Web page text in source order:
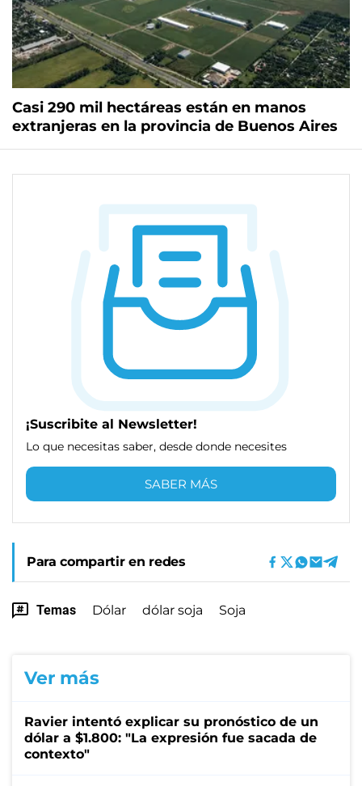
Casi 290 mil hectáreas están en manos
extranjeras en la provincia de Buenos Aires
¡Suscribite al Newsletter!
Lo que necesitas saber, desde donde necesites
SABER MÁS
Para compartir en redes
Temas Dólar dólar soja Soja
Ver más
Ravier intentó explicar su pronóstico de un
dólar a $1.800: "La expresión fue sacada de
contexto"